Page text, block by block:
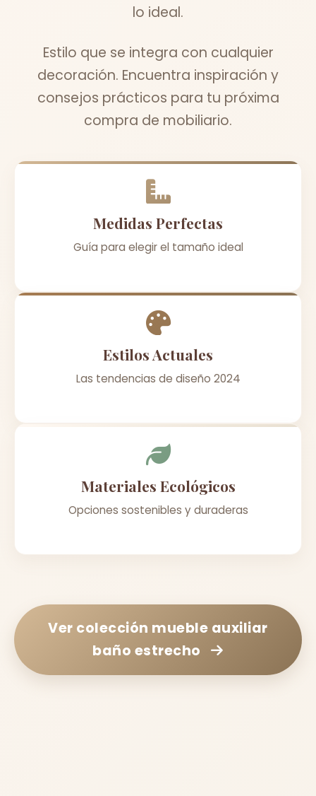
lo ideal.
Estilo que se integra con cualquier
decoración. Encuentra inspiración y
consejos prácticos para tu próxima
compra de mobiliario.
Medidas Perfectas
Guía para elegir el tamaño ideal
Estilos Actuales
Las tendencias de diseño 2024
Materiales Ecológicos
Opciones sostenibles y duraderas
Ver colección mueble auxiliar
baño estrecho